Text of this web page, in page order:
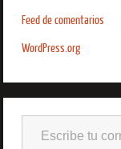
Feed de comentarios
WordPress.org